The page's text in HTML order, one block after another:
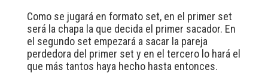
Como se jugará en formato set, en el primer set
será la chapa la que decida el primer sacador. En
el segundo set empezará a sacar la pareja
perdedora del primer set y en el tercero lo hará el
que más tantos haya hecho hasta entonces.